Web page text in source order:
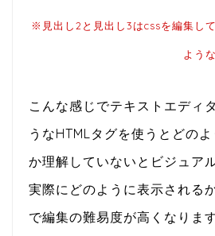
※見出し2と見出し3はcssを編集し
よう
こんな感じでテキストエディ
うなHTMLタグを使うとどの
か理解していないとビジュア
実際にどのように表示される
で編集の難易度が高くなります